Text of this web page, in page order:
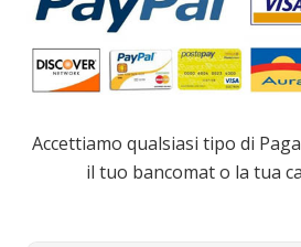
Accettiamo qualsiasi tipo di
il tuo bancomat o la tua